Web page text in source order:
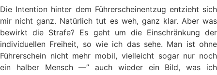
Die Intention hinter dem Führerscheinentzug entzieht sich
mir nicht ganz. Natürlich tut es weh, ganz klar. Aber was
bewirkt die Strafe? Es geht um die Einschränkung der
individuellen Freiheit, so wie ich das sehe. Man ist ohne
Führerschein nicht mehr mobil, vielleicht sogar nur noch
ein halber Mensch —” auch wieder ein Bild, was ich